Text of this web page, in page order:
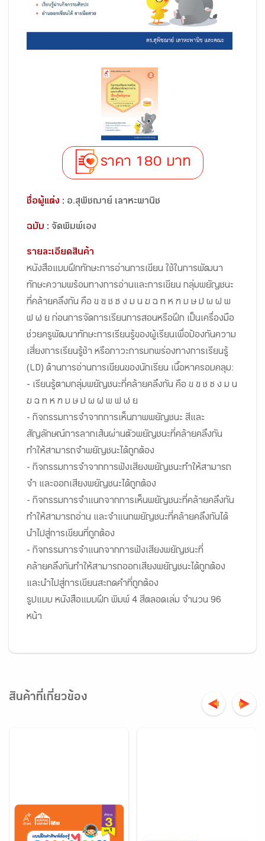
ราคา 180 บาท
ชื่อผู้แต่ง : อ.สุพิชฌาย์ เลาหะพานิช
ฉบับ : จัดพิมพ์เอง
รายละเอียดสินค้า
หนังสือแบบฝึกทักษะการอ่านการเขียน ใช้ในการพัฒนา
ทักษะความพร้อมทางการอ่านและการเขียน กลุ่มพยัญชนะ
ที่คล้ายคลึงกัน คือ ข ฃ ช ซ ง ม น ฆ ฉ ท ห ฑ บ ษ ป ผ ฝ พ
ฟ ฬ ย ก่อนการจัดการเรียนการสอนหรือฝึก เป็นเครื่องมือ
ช่วยครูพัฒนาทักษะการเรียนรู้ของผู้เรียนเพื่อป้องกันความ
เสี่ยงการเรียนรู้ช้า หรือภาวะการบกพร่องทางการเรียนรู้
(LD) ด้านการอ่านการเขียนของนักเรียน เนื้อหาครอบคลุม:
- เรียนรู้ตามกลุ่มพยัญชนะที่คล้ายคลึงกัน คือ ข ฃ ช ซ ง ม น
ฆ ฉ ท ห ฑ บ ษ ป ผ ฝ พ ฟ ฬ ย
- กิจกรรมการจำจากการเห็นภาพพยัญชนะ สีและ
สัญลักษณ์การลากเส้นผ่านตัวพยัญชนะที่คล้ายคลึงกัน
ทำให้สามารถจำพยัญชนะได้ถูกต้อง
- กิจกรรมการจำจากการฟังเสียงพยัญชนะทำให้สามารถ
จำ และออกเสียงพยัญชนะได้ถูกต้อง
- กิจกรรมการจำแนกจากการเห็นพยัญชนะที่คล้ายคลึงกัน
ทำให้สามารถอ่าน และจำแนกพยัญชนะที่คล้ายคลึงกันได้
นำไปสู่การเขียนที่ถูกต้อง
- กิจกรรมการจำแนกจากการฟังเสียงพยัญชนะที่
คล้ายคลึงกันทำให้สามารถออกเสียงพยัญชนะได้ถูกต้อง
และนำไปสู่การเขียนสะกดคำที่ถูกต้อง
รูปแบบ หนังสือแบบฝึก พิมพ์ 4 สีตลอดเล่ม จำนวน 96
หน้า
สินค้าที่เกี่ยวข้อง